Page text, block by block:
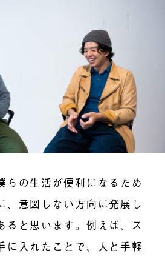
らの生活が便利になるため
、意図しない方向に発展し
ると思います。例えば、ス
に入れたことで、人と手軽